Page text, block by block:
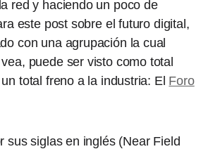
red y haciendo un poco de
este post sobre el futuro digital,
con una agrupación la cual
puede ser visto como total
total freno a la industria: El Foro
sus siglas en inglés (Near Field